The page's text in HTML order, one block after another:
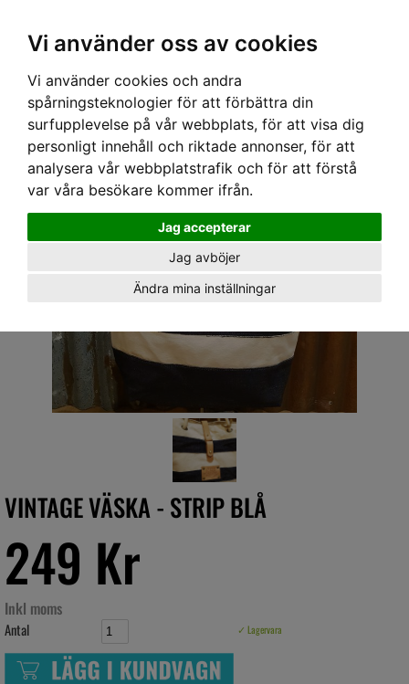
Vi använder oss av cookies
Vi använder cookies och andra
spårningsteknologier för att förbättra din
surfupplevelse på vår webbplats, för att visa dig
personligt innehåll och riktade annonser, för att
analysera vår webbplatstrafik och för att förstå
var våra besökare kommer ifrån.
Jag accepterar
Jag avböjer
Ändra mina inställningar
Hem› ACCESSOARER ›VÄSKOR› VINTAGE VÄSKA - STRIP BLÅ
VINTAGE VÄSKA - STRIP BLÅ
249 Kr
Inkl moms
Antal ✓ Lagervara